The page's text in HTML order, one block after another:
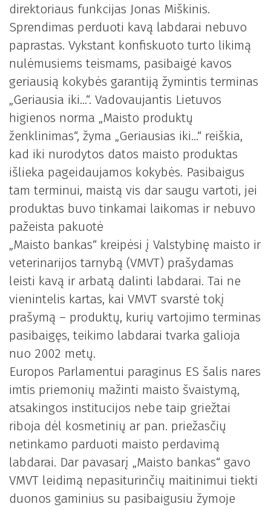
direktoriaus funkcijas Jonas Miškinis.
Sprendimas perduoti kavą labdarai nebuvo
paprastas. Vykstant konfiskuoto turto likimą
nulėmusiems teismams, pasibaigė kavos
geriausią kokybės garantiją žymintis terminas
„Geriausia iki…“. Vadovaujantis Lietuvos
higienos norma „Maisto produktų
ženklinimas“, žyma „Geriausias iki…“ reiškia,
kad iki nurodytos datos maisto produktas
išlieka pageidaujamos kokybės. Pasibaigus
tam terminui, maistą vis dar saugu vartoti, jei
produktas buvo tinkamai laikomas ir nebuvo
pažeista pakuotė
„Maisto bankas“ kreipėsi į Valstybinę maisto ir
veterinarijos tarnybą (VMVT) prašydamas
leisti kavą ir arbatą dalinti labdarai. Tai ne
vienintelis kartas, kai VMVT svarstė tokį
prašymą – produktų, kurių vartojimo terminas
pasibaigęs, teikimo labdarai tvarka galioja
nuo 2002 metų.
Europos Parlamentui paraginus ES šalis nares
imtis priemonių mažinti maisto švaistymą,
atsakingos institucijos nebe taip griežtai
riboja dėl kosmetinių ar pan. priežasčių
netinkamo parduoti maisto perdavimą
labdarai. Dar pavasarį „Maisto bankas“ gavo
VMVT leidimą nepasiturinčių maitinimui tiekti
duonos gaminius su pasibaigusiu žymoje